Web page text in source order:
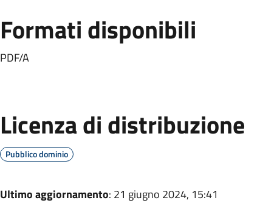
Formati disponibili
PDF/A
Licenza di distribuzione
Pubblico dominio
Ultimo aggiornamento: 21 giugno 2024, 15:41